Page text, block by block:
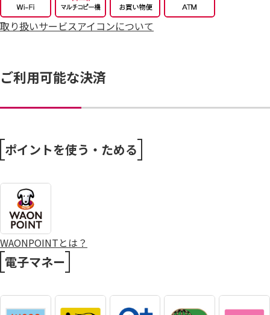
7/25～全力プライス8月号
取り扱いサービスアイコンについて
ご利用可能な決済
ポイントを使う・ためる
WAONPOINTとは？
電子マネー